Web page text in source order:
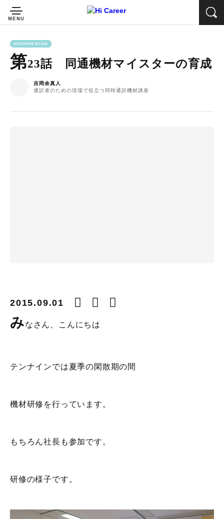
INTERPRETATION
第23話 同通機材マイスターの育成
吉岡余真人
通訳者のための現場で役立つ同時通訳機材講座
2015.09.01
みなさん、こんにちは
テンナインでは夏季の閑散期の間
機材研修を行っています。
もちろん社長も参加です。
研修の様子です。